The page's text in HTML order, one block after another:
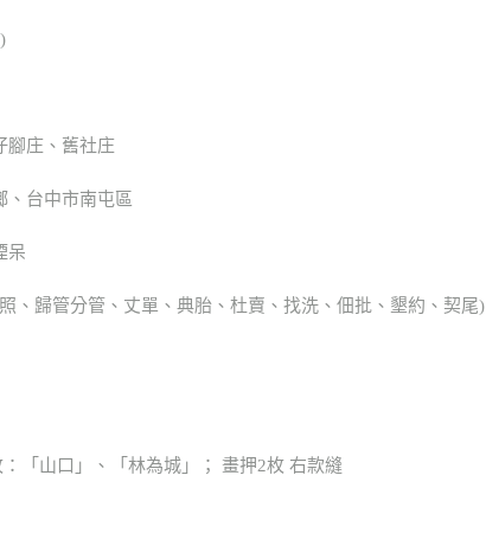
腳庄、舊社庄
、台中市南屯區
呆
、歸管分管、丈單、典胎、杜賣、找洗、佃批、墾約、契尾)
「山口」、「林為城」； 畫押2枚 右款縫